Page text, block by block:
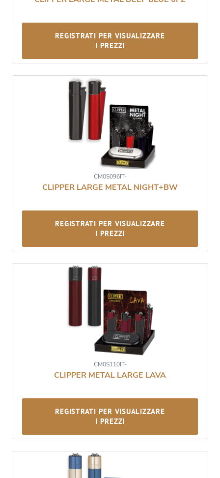
REGISTRATI PER VISUALIZZARE
I PREZZI
CM0S096IT-
CLIPPER LARGE METAL NIGHT+BW
REGISTRATI PER VISUALIZZARE
I PREZZI
CM0S110IT-
CLIPPER METAL LARGE LAVA
REGISTRATI PER VISUALIZZARE
I PREZZI